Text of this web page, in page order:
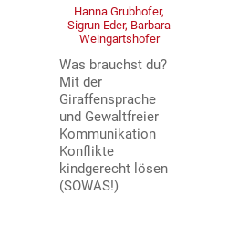
Hanna Grubhofer,
Sigrun Eder, Barbara
Weingartshofer
Was brauchst du?
Mit der
Giraffensprache
und Gewaltfreier
Kommunikation
Konflikte
kindgerecht lösen
(SOWAS!)